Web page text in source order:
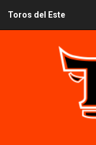
Toros del Este